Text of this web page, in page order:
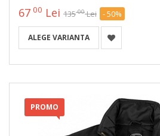
67 00 Lei 13500 Lei - 50%
ALEGE VARIANTA
PROMO